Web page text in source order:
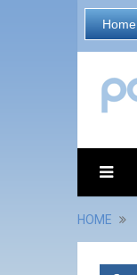
Home
HOME